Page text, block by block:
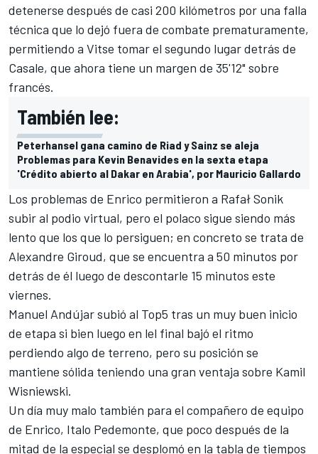
detenerse después de casi 200 kilómetros por una falla
técnica que lo dejó fuera de combate prematuramente,
permitiendo a Vitse tomar el segundo lugar detrás de
Casale, que ahora tiene un margen de 35'12" sobre
francés.
También lee:
Peterhansel gana camino de Riad y Sainz se aleja
Problemas para Kevin Benavides en la sexta etapa
'Crédito abierto al Dakar en Arabia', por Mauricio Gallardo
Los problemas de Enrico permitieron a Rafał Sonik
subir al podio virtual, pero el polaco sigue siendo más
lento que los que lo persiguen; en concreto se trata de
Alexandre Giroud, que se encuentra a 50 minutos por
detrás de él luego de descontarle 15 minutos este
viernes.
Manuel Andújar subió al Top5 tras un muy buen inicio
de etapa si bien luego en lel final bajó el ritmo
perdiendo algo de terreno, pero su posición se
mantiene sólida teniendo una gran ventaja sobre Kamil
Wisniewski.
Un día muy malo también para el compañero de equipo
de Enrico, Italo Pedemonte, que poco después de la
mitad de la especial se desplomó en la tabla de tiempos